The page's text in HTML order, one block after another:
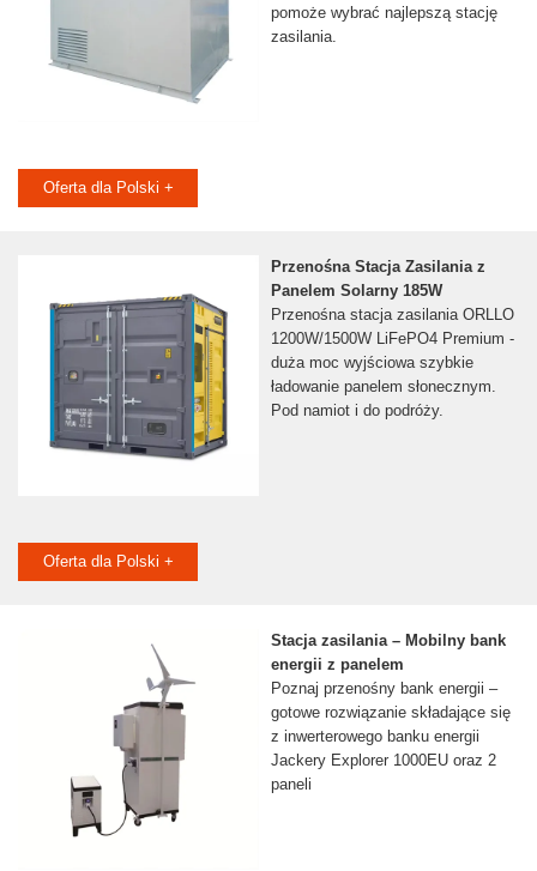
pomoże wybrać najlepszą stację
zasilania.
Oferta dla Polski +
Przenośna Stacja Zasilania z
Panelem Solarny 185W
Przenośna stacja zasilania ORLLO
1200W/1500W LiFePO4 Premium -
duża moc wyjściowa szybkie
ładowanie panelem słonecznym.
Pod namiot i do podróży.
Oferta dla Polski +
Stacja zasilania – Mobilny bank
energii z panelem
Poznaj przenośny bank energii –
gotowe rozwiązanie składające się
z inwerterowego banku energii
Jackery Explorer 1000EU oraz 2
paneli